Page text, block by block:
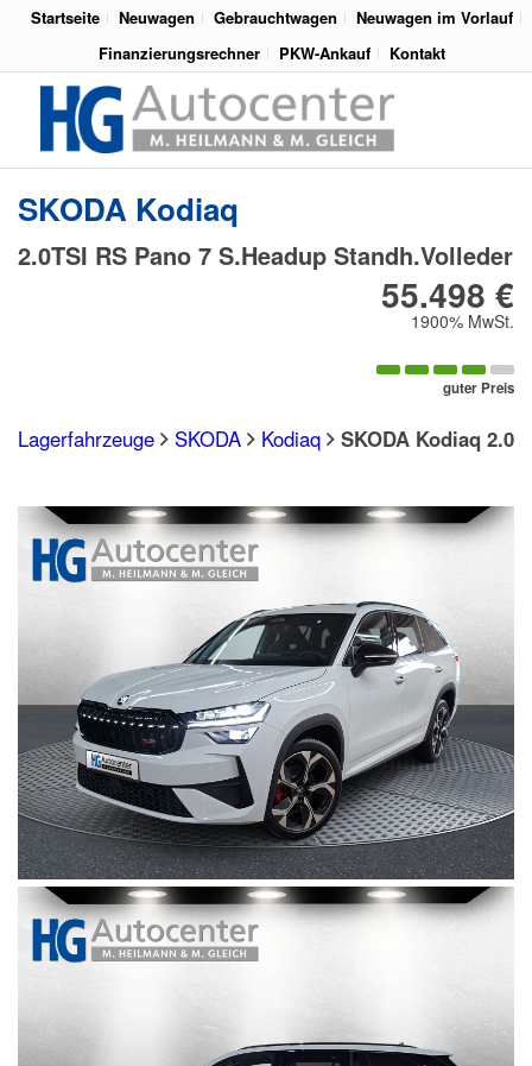
Startseite Neuwagen Gebrauchtwagen
Neuwagen im Vorlauf
Finanzierungsrechner
PKW-Ankauf Kontakt
SKODA Kodiaq
2.0TSI RS Pano 7 S.Headup Standh.Volleder
55.498 €
1900% MwSt.
guter Preis
Lagerfahrzeuge SKODA Kodiaq SKODA Kodiaq